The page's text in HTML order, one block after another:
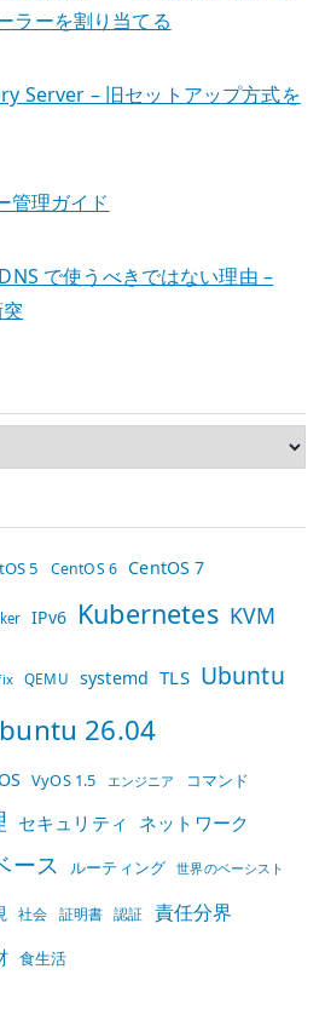
ラーを割り当てる
Server – 旧セットアップ方式を
管理ガイド
で使うべきではない理由 –
5 CentOS 6 CentOS 7
IPv6 Kubernetes KVM
QEMU systemd TLS Ubuntu
26.04
VyOS 1.5 エンジニア コマンド
セキュリティ ネットワーク
ース ルーティング 世界のベーシスト
社会 証明書 認証 責任分界
食生活